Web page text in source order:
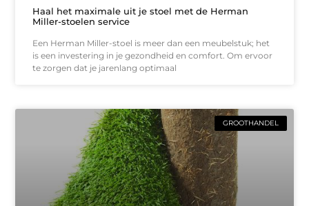
Haal het maximale uit je stoel met de Herman
Miller-stoelen service
Een Herman Miller-stoel is meer dan een meubelstuk; het
is een investering in je gezondheid en comfort. Om ervoor
te zorgen dat je jarenlang optimaal
GROOTHANDEL